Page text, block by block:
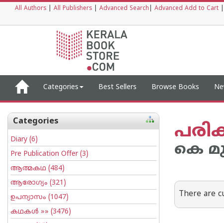
All Authors All Publishers Advanced Search Advanced Add to Cart
Categories Best Sellers Browse Books
Categories
Diary (6)
Pre Publication Offer(3)
ആത്മകഥ (484)
ആരോഗ്യം (321)
ഉപന്യാസം (1047)
കഥകള്‍ »» (3476)
കെ
There are